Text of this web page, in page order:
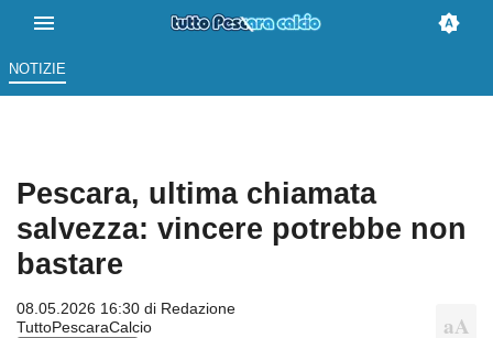
NOTIZIE
Pescara, ultima chiamata
salvezza: vincere potrebbe non
bastare
08.05.2026 16:30 di Redazione
TuttoPescaraCalcio